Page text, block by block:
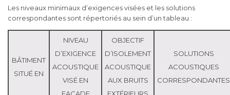
Les niveaux minimaux d’exigences visées et les solutions
correspondantes sont répertoriés au sein d’un tableau :
BÂTIMENT
SITUÉ EN
NIVEAU
D’EXIGENCE
ACOUSTIQUE
VISÉ EN
OBJECTIF
D’ISOLEMENT
ACOUSTIQUE
AUX BRUITS
SOLUTIONS
ACOUSTIQUES
CORRESPONDANTES